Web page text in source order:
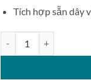
Tích hợp sẵn dây